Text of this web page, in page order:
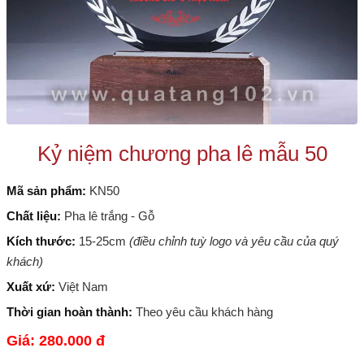
Kỷ niệm chương pha lê mẫu 50
Mã sản phẩm: KN50
Chất liệu: Pha lê trắng - Gỗ
Kích thước: 15-25cm (điều chỉnh tuỳ logo và yêu cầu của quý
khách)
Xuất xứ: Việt Nam
Thời gian hoàn thành: Theo yêu cầu khách hàng
Giá: 280.000 đ